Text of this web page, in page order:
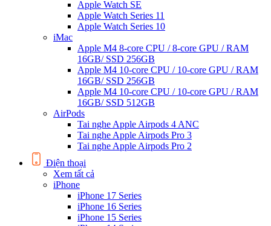
Apple Watch SE
Apple Watch Series 11
Apple Watch Series 10
iMac
Apple M4 8-core CPU / 8-core GPU / RAM
16GB/ SSD 256GB
Apple M4 10-core CPU / 10-core GPU / RAM
16GB/ SSD 256GB
Apple M4 10-core CPU / 10-core GPU / RAM
16GB/ SSD 512GB
AirPods
Tai nghe Apple Airpods 4 ANC
Tai nghe Apple Airpods Pro 3
Tai nghe Apple Airpods Pro 2
Điện thoại
Xem tất cả
iPhone
iPhone 17 Series
iPhone 16 Series
iPhone 15 Series